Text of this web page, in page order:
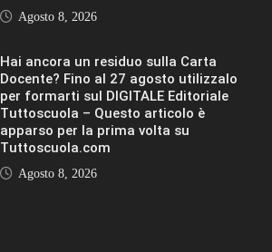
Agosto 8, 2026
Hai ancora un residuo sulla Carta
Docente? Fino al 27 agosto utilizzalo
per formarti sul DIGITALE Editoriale
Tuttoscuola – Questo articolo è
apparso per la prima volta su
Tuttoscuola.com
Agosto 8, 2026